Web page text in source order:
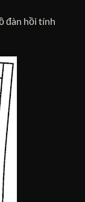
đàn hồi tính